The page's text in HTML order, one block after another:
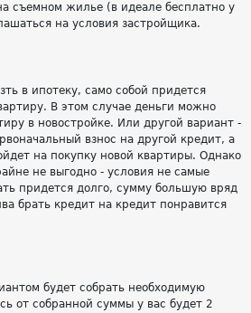
съемном жилье (в идеале бесплатно у
на условия застройщика.
в ипотеку, само собой придется
В этом случае деньги можно
в новостройке. Или другой вариант -
взнос на другой кредит, а
на покупку новой квартиры. Однако
не выгодно - условия не самые
придется долго, сумму большую вряд
брать кредит на кредит понравится
будет собрать необходимую
от собранной суммы у вас будет 2